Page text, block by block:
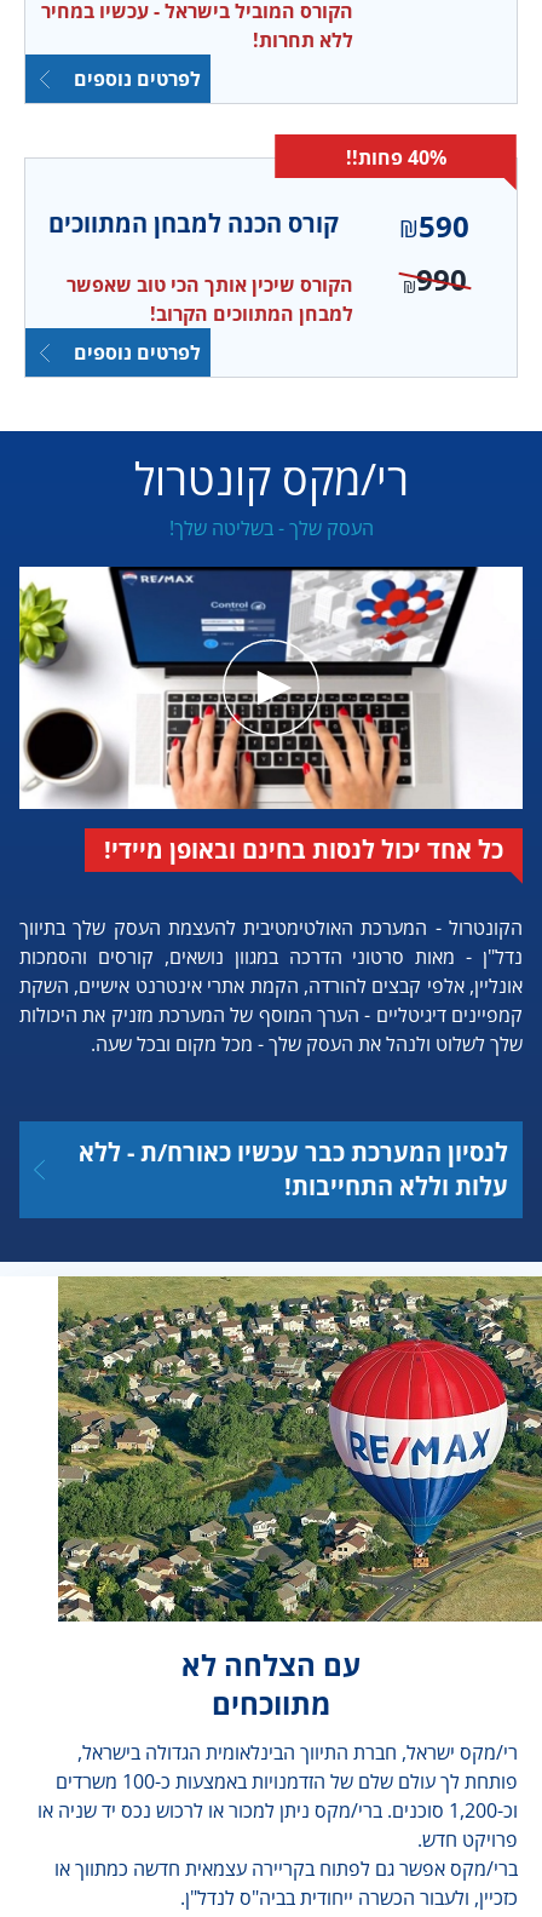
הקורס המוביל בישראל - עכשיו במחיר
ללא תחרות!
לפרטים נוספים
40% פחות!!
590
₪
990
₪
קורס הכנה למבחן המתווכים
הקורס שיכין אותך הכי טוב שאפשר
למבחן המתווכים הקרוב!
לפרטים נוספים
רי/מקס קונטרול
העסק שלך - בשליטה שלך!
כל אחד יכול לנסות בחינם ובאופן מיידי!
הקונטרול - המערכת האולטימטיבית להעצמת העסק שלך בתיווך
נדל"ן - מאות סרטוני הדרכה במגוון נושאים, קורסים והסמכות
אונליין, אלפי קבצים להורדה, הקמת אתרי אינטרנט אישיים, השקת
קמפיינים דיגיטליים - הערך המוסף של המערכת מזניק את היכולות
שלך לשלוט ולנהל את העסק שלך - מכל מקום ובכל שעה.
לנסיון המערכת כבר עכשיו כאורח/ת - ללא
עלות וללא התחייבות!
עם הצלחה לא
מתווכחים
רי/מקס ישראל, חברת התיווך הבינלאומית הגדולה בישראל,
פותחת לך עולם שלם של הזדמנויות באמצעות כ-100 משרדים
וכ-1,200 סוכנים. ברי/מקס ניתן למכור או לרכוש נכס יד שניה או
פרויקט חדש.
ברי/מקס אפשר גם לפתוח בקריירה עצמאית חדשה כמתווך או
כזכיין, ולעבור הכשרה ייחודית בביה"ס לנדל"ן.